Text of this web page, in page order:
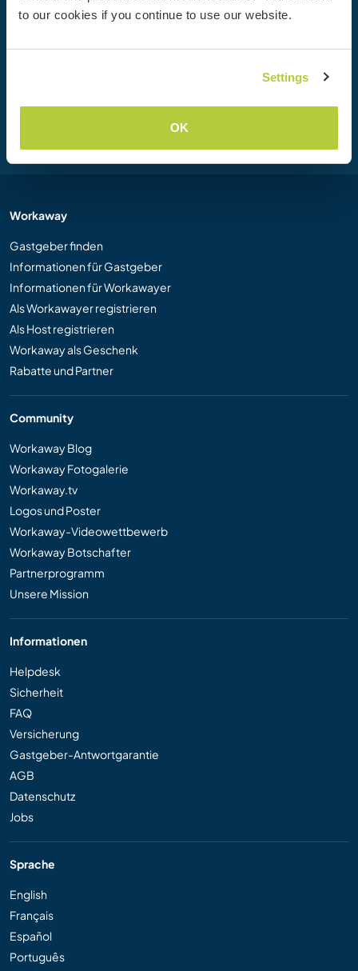
to our cookies if you continue to use our website.
Settings
OK
Werde heute Mitglied der Workaway-Community und
Möglichkeiten weltweit.
Workaway
Gastgeber finden
Informationen für Gastgeber
Informationen für Workawayer
Als Workawayer registrieren
Als Host registrieren
Workaway als Geschenk
Rabatte und Partner
Community
Workaway Blog
Workaway Fotogalerie
Workaway.tv
Logos und Poster
Workaway-Videowettbewerb
Workaway Botschafter
Partnerprogramm
Unsere Mission
Informationen
Helpdesk
Sicherheit
FAQ
Versicherung
Gastgeber-Antwortgarantie
AGB
Datenschutz
Jobs
Sprache
English
Français
Español
Português